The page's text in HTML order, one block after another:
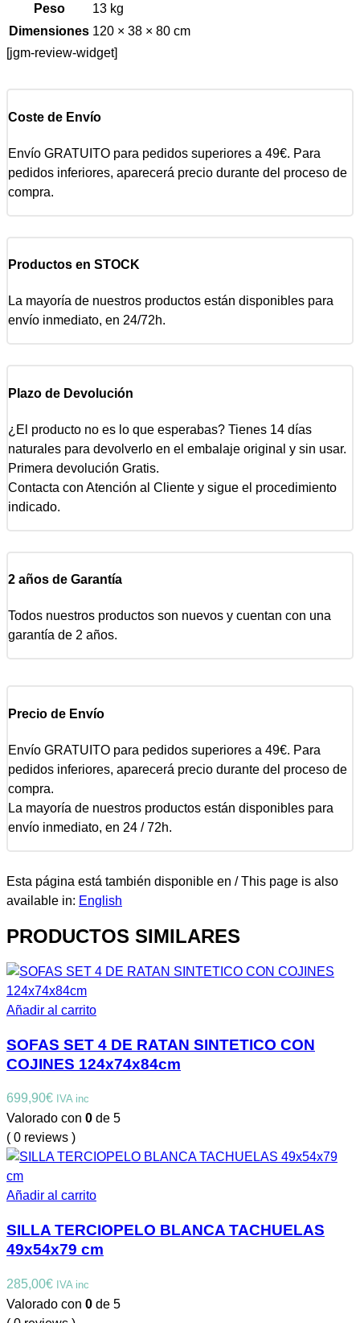
Peso
13 kg
Dimensiones 120 × 38 × 80 cm
[jgm-review-widget]
Coste de Envío
Envío GRATUITO para pedidos superiores a 49€. Para
pedidos inferiores, aparecerá precio durante del proceso de
compra.
Productos en STOCK
La mayoría de nuestros productos están disponibles para
envío inmediato, en 24/72h.
Plazo de Devolución
¿El producto no es lo que esperabas? Tienes 14 días
naturales para devolverlo en el embalaje original y sin usar.
Primera devolución Gratis.
Contacta con Atención al Cliente y sigue el procedimiento
indicado.
2 años de Garantía
Todos nuestros productos son nuevos y cuentan con una
garantía de 2 años.
Precio de Envío
Envío GRATUITO para pedidos superiores a 49€. Para
pedidos inferiores, aparecerá precio durante del proceso de
compra.
La mayoría de nuestros productos están disponibles para
envío inmediato, en 24 / 72h.
Esta página está también disponible en / This page is also
available in: English
PRODUCTOS SIMILARES
Añadir al carrito
SOFAS SET 4 DE RATAN SINTETICO CON
COJINES 124x74x84cm
699,90€ IVA inc
Valorado con 0 de 5
( 0 reviews )
Añadir al carrito
SILLA TERCIOPELO BLANCA TACHUELAS
49x54x79 cm
285,00€ IVA inc
Valorado con 0 de 5